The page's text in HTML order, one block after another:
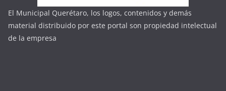
El Municipal Querétaro, los logos, contenidos y demás
material distribuido por este portal son propiedad intelectual
de la empresa